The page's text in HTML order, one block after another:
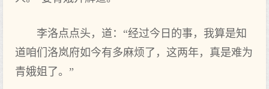
李洛点点头，道：“经过今日的事，我算是知
道咱们洛岚府如今有多麻烦了，这两年，真是难为
青娥姐了。”